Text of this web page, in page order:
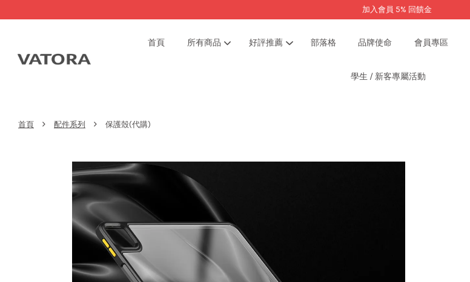
加入會員 5% 回饋金
首頁 所有商品 好評推薦 部落格 品牌使命 會員專區
學生 / 新客專屬活動
首頁 › 配件系列 › 保護殼(代購)